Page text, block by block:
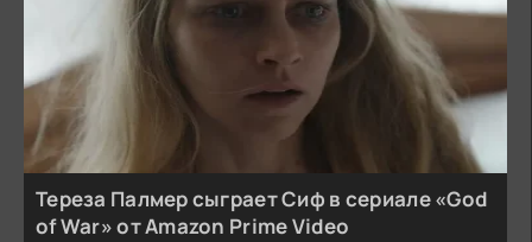
Тереза Палмер сыграет Сиф в сериале «God
of War» от Amazon Prime Video